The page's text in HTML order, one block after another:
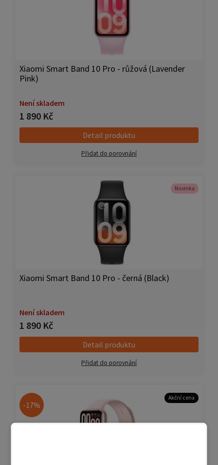
Xiaomi Smart Band 10 Pro - růžová (Lavender
Pink)
Není skladem
1 890 Kč
Detail produktu
Přidat do porovnání
Novinka
Xiaomi Smart Band 10 Pro - černá (Black)
Není skladem
1 890 Kč
Detail produktu
Přidat do porovnání
-17%
Akční cena